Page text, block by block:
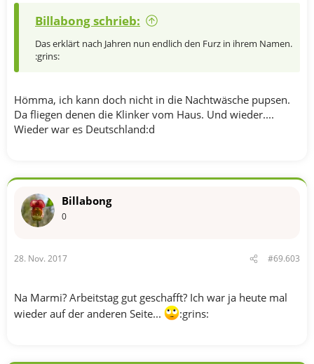
Billabong schrieb:
Das erklärt nach Jahren nun endlich den Furz in ihrem Namen.
:grins:
Hömma, ich kann doch nicht in die Nachtwäsche pupsen.
Da fliegen denen die Klinker vom Haus. Und wieder....
Wieder war es Deutschland:d
Billabong
0
28. Nov. 2017 #69.603
Na Marmi? Arbeitstag gut geschafft? Ich war ja heute mal
wieder auf der anderen Seite...
:grins: